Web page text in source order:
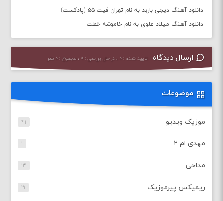
دانلود آهنگ دیجی باربد به نام تهران فیت ۵۵ (پادکست)
دانلود آهنگ میلاد علوی به نام خاموشه خطت
ارسال دیدگاه تایید شده : ۰ ، در حال بررسی : ۰ ، مجموع : ۰ نظر
موضوعات
موزیک ویدیو ۴۱
مهدی ام ۲ ۱
مداحی ۱۳
ریمیکس پیرموزیک ۲۱